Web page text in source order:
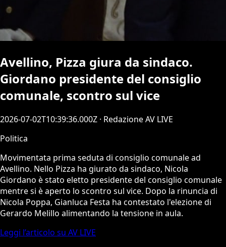
Avellino, Pizza giura da sindaco.
Giordano presidente del consiglio
comunale, scontro sul vice
2026-07-02T10:39:36.000Z · Redazione AV LIVE
Politica
Movimentata prima seduta di consiglio comunale ad
Avellino. Nello Pizza ha giurato da sindaco, Nicola
Giordano è stato eletto presidente del consiglio comunale
mentre si è aperto lo scontro sul vice. Dopo la rinuncia di
Nicola Poppa, Gianluca Festa ha contestato l'elezione di
Gerardo Melillo alimentando la tensione in aula.
Leggi l’articolo su AV LIVE